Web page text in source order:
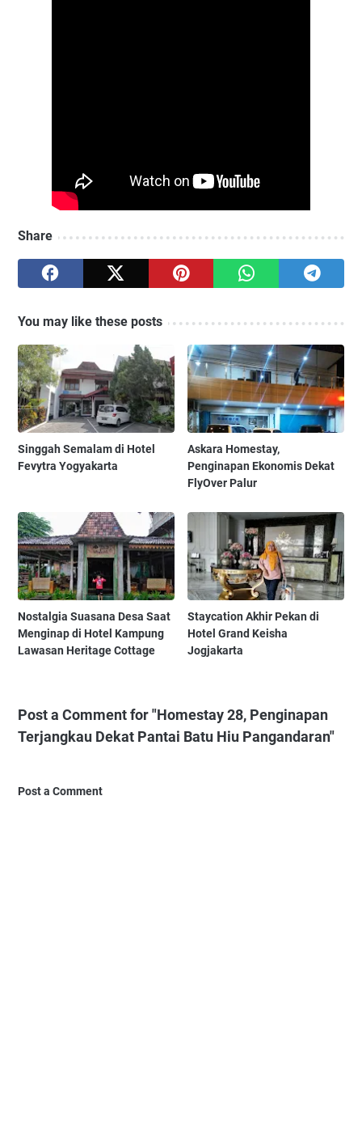
Share
You may like these posts
Singgah Semalam di Hotel
Fevytra Yogyakarta
Askara Homestay,
Penginapan Ekonomis Dekat
FlyOver Palur
Nostalgia Suasana Desa Saat
Menginap di Hotel Kampung
Lawasan Heritage Cottage
Staycation Akhir Pekan di
Hotel Grand Keisha
Jogjakarta
Post a Comment for "Homestay 28, Penginapan
Terjangkau Dekat Pantai Batu Hiu Pangandaran"
Post a Comment